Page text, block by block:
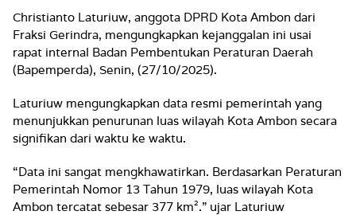
Christianto Laturiuw, anggota DPRD Kota Ambon dari
Fraksi Gerindra, mengungkapkan kejanggalan ini usai
rapat internal Badan Pembentukan Peraturan Daerah
(Bapemperda), Senin, (27/10/2025).
Laturiuw mengungkapkan data resmi pemerintah yang
menunjukkan penurunan luas wilayah Kota Ambon secara
signifikan dari waktu ke waktu.
“Data ini sangat mengkhawatirkan. Berdasarkan Peraturan
Pemerintah Nomor 13 Tahun 1979, luas wilayah Kota
Ambon tercatat sebesar 377 km².” ujar Laturiuw